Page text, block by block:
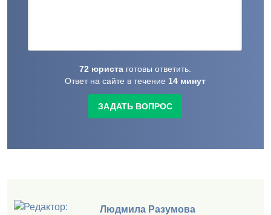
72 юриста готовы ответить.
Ответ на сайте в течение 14 минут
ЗАДАТЬ ВОПРОС
Людмила Разумова